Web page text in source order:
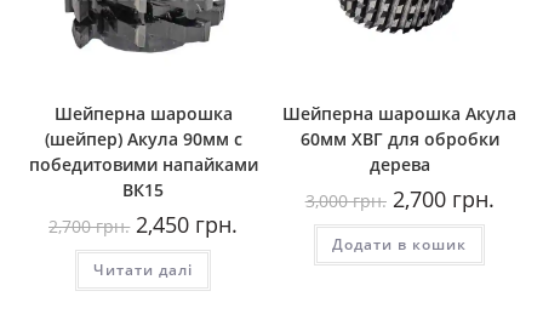
Шейперна шарошка
(шейпер) Акула 90мм с
победитовими напайками
ВК15
2,700грн. Оригінальна
ціна:
2,700
грн..
2,450 грн.
Читати далі
Шейперна шарошка Акула
60мм ХВГ для обробки
дерева
3,000грн. Оригінальна
ціна:
3,000
грн..
2,700грн.ціна:
Додати в кошик